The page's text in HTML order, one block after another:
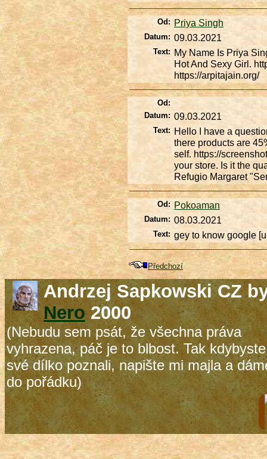
Od: Priya Singh
Datum: 09.03.2021
Text: My Name Is Priya
Hot And Sexy Girl.
https://arpitajain.org/
Od:
Datum: 09.03.2021
Text: Hello I have a
there products are
self. https://
your store. Is it the
Refugio Margaret
Od: Pokoaman
Datum: 08.03.2021
Text: gey to know google
Předchozí
Andrzej Sapkowski CZ
Nero2000
(Nebudu sem psát, že všechna práva
vyhrazena, páč je to blbost. Tak
své dílko poznali, napište mi majla a
do pořádku)